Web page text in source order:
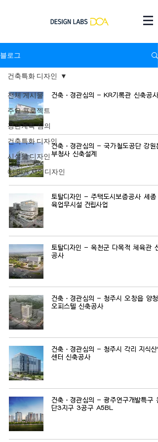
블로그
전체 게시물
주요 프로젝트
경관계획·심의
건축특화 디자인
시설물 디자인
CI·BI & 사인디자인
건축특화 디자인
건축ㆍ경관심의 - KR기록관 신축공사
건축ㆍ경관심의 - 국가철도공단 강원
부청사 신축설계
토탈디자인 - 주택도시보증공사 세종
육업무시설 건립사업
토탈디자인 - 옥천군 다목적 체육관
공사
건축ㆍ경관심의 - 청주시 오창읍 양청
오피스텔 신축공사
건축ㆍ경관심의 - 청주시 각리 지식산
센터 신축공사
건축ㆍ경관심의 - 광주연구개발특구
단3지구 3공구 A5BL